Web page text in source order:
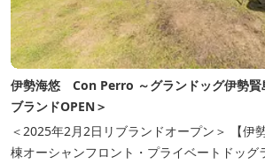
伊勢海悠 Con Perro ～グランドッグ伊勢賢
ブランドOPEN＞
＜2025年2月2日リブランドオープン＞ 【
棟オーシャンフロント・プライベートドッグラ